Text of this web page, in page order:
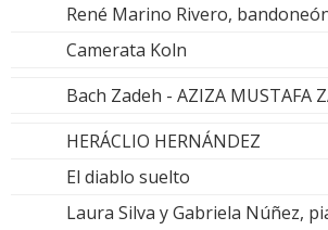
René Marino Rivero,
Camerata Koln
Bach Zadeh - AZIZA MUSTAFA
HERÁCLIO HERNÁNDEZ
El diablo suelto
Laura Silva y Gabriela Núñez,